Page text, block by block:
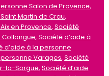
Salon de Provence,
Martin de Crau,
en Provence, Société
Collongue, Société d’aide à
d’aide à la personne
Varages, Société
la-Sorgue, Société d’aide